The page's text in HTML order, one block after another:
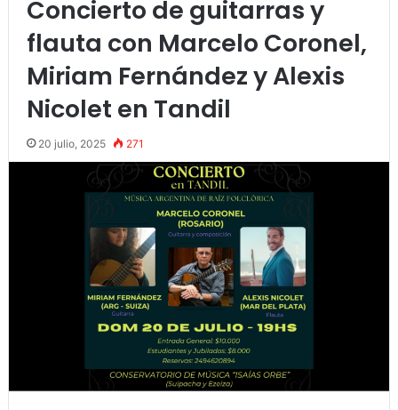
Concierto de guitarras y
flauta con Marcelo Coronel,
Miriam Fernández y Alexis
Nicolet en Tandil
20 julio, 2025 271